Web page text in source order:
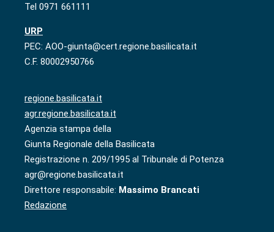
Tel 0971 661111
URP
PEC: AOO-giunta@cert.regione.basilicata.it
C.F. 80002950766
regione.basilicata.it
agr.regione.basilicata.it
Agenzia stampa della
Giunta Regionale della Basilicata
Registrazione n. 209/1995 al Tribunale di Potenza
agr@regione.basilicata.it
Direttore responsabile: Massimo Brancati
Redazione